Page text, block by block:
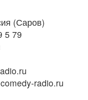
(Саров)
5 79
comedy-radio.ru